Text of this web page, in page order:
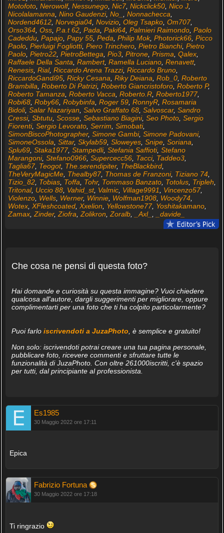
Motofoto, Nerowolf, Nessunego, Nic7, Nickclick50, Nico J,
Nicolalamanna Nino Gaudenzi, No_ Nonnachecca
Nordend4612, Norvegia04, Novizio, Oleg Tsapko, Om707,
Orso364, Oss, P.a.t 62, Pada Paki64, Palmieri Raimondo, Paolo
Cadeddu, Papajo, Papy 55, Peda Philip Mok, Photorick66, Picco
Paolo, Pierluigi Fogliotti, Piero Trinchero, Pietro Bianchi, Pietro
Paolo, Pietro22, PietroBettega Pio3, Pitrone, Prisma Qalex,
Raffaele Della Santa Rambert, Ramella Luciano, Renavett,
Renesis, Rial, Riccardo Arena Trazzi, Riccardo Bruno,
RiccardoGandi95, Ricky Cesana Riky Deiana Rob_0, Roberto
Brambilla Roberto Di Patrizi, Roberto Giancristoforo, Roberto P,
Roberto Tamanza Roberto Vacca Roberto.R, Roberto1977,
Robi68, Roby66, Robybinfa Roger 59, RonnyR, Rosamaria
Bidoli, Salar Nazariyan Salvo Graffato 68, Salvoscar, Sandro
Cressi, Sbtutu, Scosse, Sebastiano Biagini, Seo Photo, Sergio
Fiorenti, Sergio Levorato, Serrim Simobati,
SimonBiscoPhotographer, Simone Gambi, Simone Padovani,
SimoneOssola Sittar, Skylab59, Sloweyes, Snipe, Soriana
Splu69, Staka1977, Stampedli, Stefania Saffioti, Stefano
Marangoni, Stefano0966, Supercecc56, Tacci, Taddeo3,
Taglia67, Teogot, The.serendipiter, TheBlackbird,
TheVeryMagicMe, Thealby87, Thomas de Franzoni, Tiziano 74,
Tizio_82, Tobias, Toffa Tohr, Tommaso Banzato, Totolus, Tripleh
Tritonal, Uccio 88, Vahid_st, Valmic, Village9991 Vincenzo57,
Violenzo, Wells, Werner, Winnie, Wolfman1908, Woody74,
Wotex, XFleshcoated, Xxelion Yellowstone77, Yoshitakamano,
Zamax, Zinder, Ziofra Zolikron Zoralb, _Axl_ _davide_
Che cosa ne pensi di questa foto?
Hai domande e curiosità su questa immagine? Vuoi chiedere
qualcosa all'autore, dargli suggerimenti per migliorare, oppure
complimentarti per una foto che ti ha colpito particolarmente?
Puoi farlo iscrivendoti a JuzaPhoto , è semplice e gratuito!
Non solo: iscrivendoti potrai creare una tua pagina personale,
pubblicare foto, ricevere commenti e sfruttare tutte le
funzionalità di JuzaPhoto. Con oltre 261000iscritti, c'è spazio
per tutti, dal principiante al professionista.
Es1985
30 Maggio 2022 ore 17:11
Epica
Fabrizio Fortuna
30 Maggio 2022 ore 17:18
Ti ringrazio